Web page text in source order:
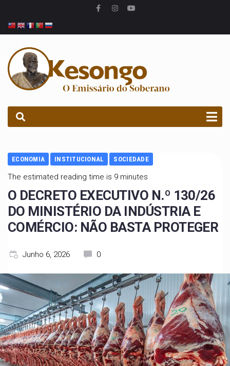
ECONOMIA INSTITUCIONAL SOCIEDADE
The estimated reading time is 9 minutes
O DECRETO EXECUTIVO N.º 130/26
DO MINISTÉRIO DA INDÚSTRIA E
COMÉRCIO: NÃO BASTA PROTEGER
Junho 6, 2026 0
PROCURAR